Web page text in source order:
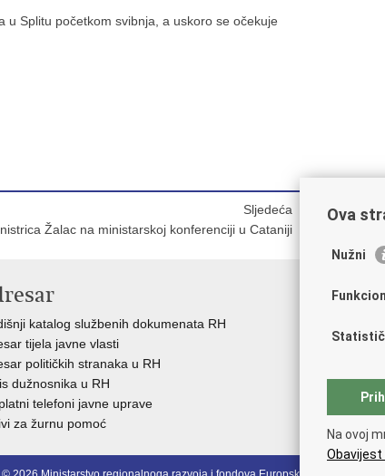
Splitu početkom svibnja, a uskoro se očekuje
Sljedeća
Žalac na ministarskoj konferenciji u Cataniji
katalog službenih dokumenata RH
tijela javne vlasti
političkih stranaka u RH
dužnosnika u RH
telefoni javne uprave
za žurnu pomoć
Ova
Nužni
Na ovoj
Obavijest